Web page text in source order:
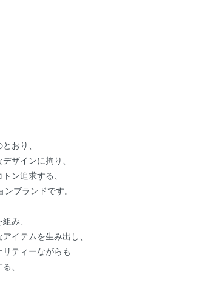
おり、
ザインに拘り、
ン追求する、
ブランドです。
み、
イテムを生み出し、
ティーながらも
、